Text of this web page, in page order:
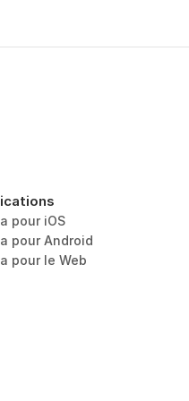
pour iOS
pour Android
pour le Web